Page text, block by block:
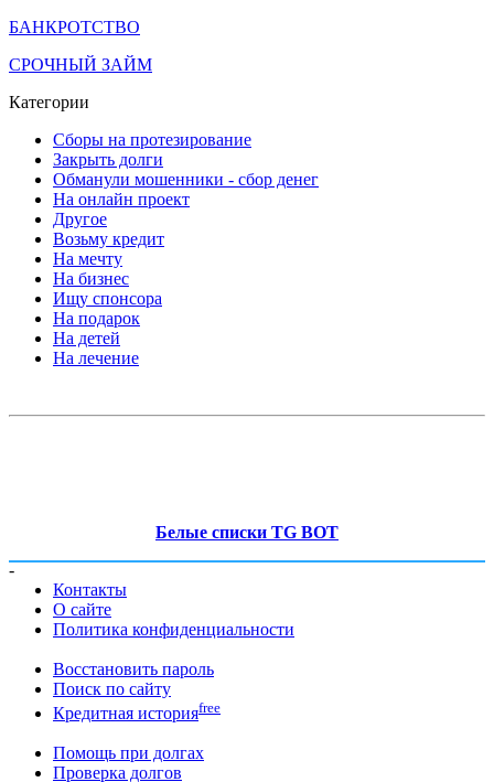
БАНКРОТСТВО
СРОЧНЫЙ ЗАЙМ
Категории
Сборы на протезирование
Закрыть долги
Обманули мошенники - сбор денег
На онлайн проект
Другое
Возьму кредит
На мечту
На бизнес
Ищу спонсора
На подарок
На детей
На лечение
Белые списки TG BOT
-
Контакты
О сайте
Политика конфиденциальности
Восстановить пароль
Поиск по сайту
Кредитная историяfree
Помощь при долгах
Проверка долгов